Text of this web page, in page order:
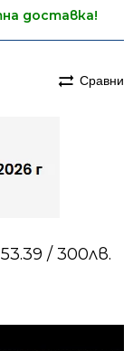
доставка!
Сравни
/ 300лв.